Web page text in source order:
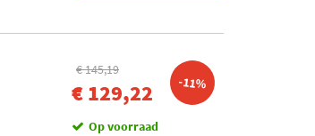
€ 145,19
€ 129,22 -11%
Op voorraad